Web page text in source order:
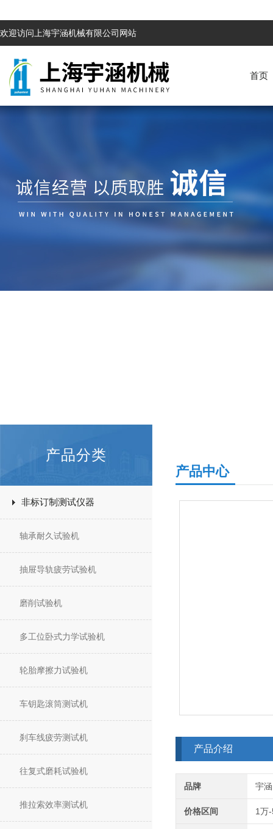
欢迎访问上海宇涵机械有限公司网站
首页
产品分类
非标订制测试仪器
轴承耐久试验机
抽屉导轨疲劳试验机
磨削试验机
多工位卧式力学试验机
轮胎摩擦力试验机
车钥匙滚筒测试机
刹车线疲劳测试机
往复式磨耗试验机
推拉索效率测试机
产品中心
产品介绍
品牌 宇涵
价格区间 1万